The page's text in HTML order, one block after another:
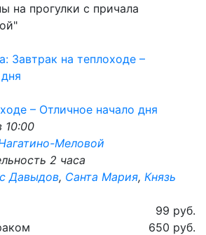
на прогулки с причала
– Отличное начало дня
10:00
Меловой
2 часа
Давыдов, Санта Мария, Князь
99 руб.
650 руб.